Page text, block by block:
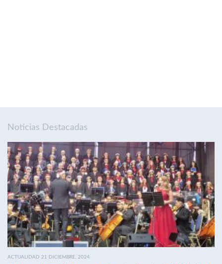
Noticias Destacadas
ACTUALIDAD 21 DICIEMBRE, 2024